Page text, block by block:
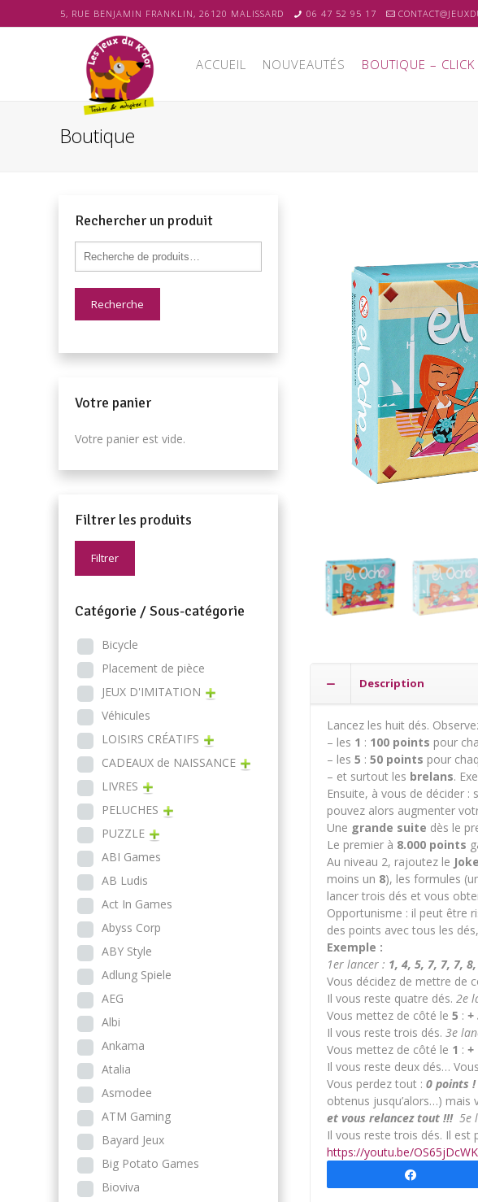
5, RUE BENJAMIN FRANKLIN, 26120 MALISSARD 06 47 52 95 17
ACCUEIL NOUVEAUTÉS BOUTIQUE –
Boutique
Description
Lancez les huit dés.
– les 1 : 100 points pour
– les5 :50 points pour
– et surtout les brelans.
Ensuite, à vous de décider
pouvez alors augmenter
Une grande suite dès le
Le premier à 8.000 points
Au niveau 2, rajoutez le
moins un 8), les formules
lancer trois dés et vous
Opportunisme : il peut être
des points avec tous les
Exemple :
1er lancer : 1, 4, 5, 7, 7, 7,
Vous décidez de mettre de
Il vous reste quatre dés.2e
Vous mettez de côté le 5 :+
Il vous reste trois dés.3e
Vous mettez de côté le 1 :+
Il vous reste deux dés…
Vous perdez tout :0 points !
obtenus jusqu’alors…)
et vous relancez tout !!!5e
Il vous reste trois dés. Il est
https://youtu.be/
Rechercher un produit
Recherche
Votre panier
Votre panier est vide.
Filtrer les produits
Filtrer
Catégorie / Sous-catégorie
Bicycle
Placement de pièce
JEUX D'IMITATION
Véhicules
LOISIRS CRÉATIFS
CADEAUX de NAISSANCE
LIVRES
PELUCHES
PUZZLE
ABI Games
AB Ludis
Act In Games
Abyss Corp
ABY Style
Adlung Spiele
AEG
Albi
Ankama
Atalia
Asmodee
ATM Gaming
Bayard Jeux
Big Potato Games
Bioviva